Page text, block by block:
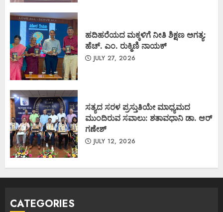
ಹದಿಹರೆಯದ ಮಕ್ಕಳಿಗೆ ನೀತಿ ಶಿಕ್ಷಣ ಅಗತ್ಯ:
ಹೆಚ್. ಎಂ. ರುಕ್ಮಿಣಿ ನಾಯಕ್
JULY 27, 2026
ಸತ್ಯದ ಸರಳ ಪ್ರಸ್ತುತಿಯೇ ಮಾಧ್ಯಮದ
ಮುಂದಿರುವ ಸವಾಲು: ಶತಾವಧಾನಿ ಡಾ. ಆರ್
ಗಣೇಶ್
JULY 12, 2026
CATEGORIES